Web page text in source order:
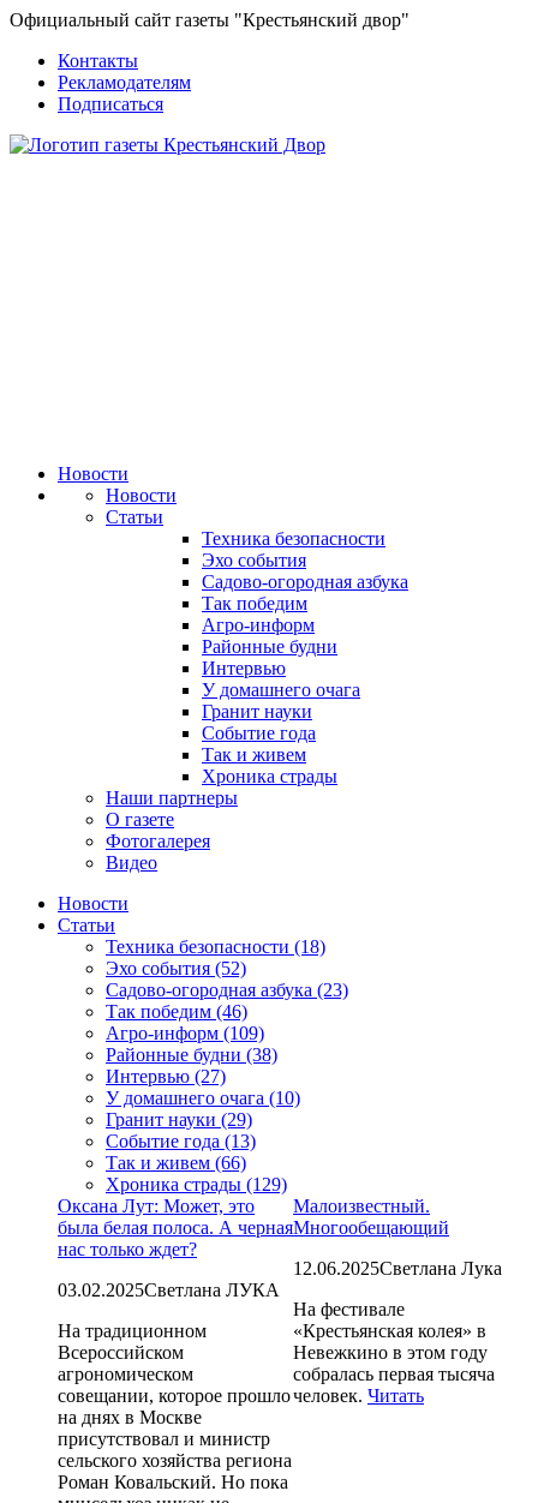
Официальный сайт газеты "Крестьянский двор"
Контакты
Рекламодателям
Подписаться
Новости
Новости
Статьи
Техника безопасности
Эхо события
Садово-огородная азбука
Так победим
Агро-информ
Районные будни
Интервью
У домашнего очага
Гранит науки
Событие года
Так и живем
Хроника страды
Наши партнеры
О газете
Фотогалерея
Видео
Новости
Статьи
Техника безопасности (18)
Эхо события (52)
Садово-огородная азбука (23)
Так победим (46)
Агро-информ (109)
Районные будни (38)
Интервью (27)
У домашнего очага (10)
Гранит науки (29)
Событие года (13)
Так и живем (66)
Хроника страды (129)
Малоизвестный.
Многообещающий
12.06.2025Светлана Лука
На фестивале
«Крестьянская колея» в
Невежкино в этом году
собралась первая тысяча
человек. Читать
Оксана Лут: Может, это
была белая полоса. А черная
нас только ждет?
03.02.2025Светлана ЛУКА
На традиционном
Всероссийском
агрономическом
совещании, которое прошло
на днях в Москве
присутствовал и министр
сельского хозяйства региона
Роман Ковальский. Но пока